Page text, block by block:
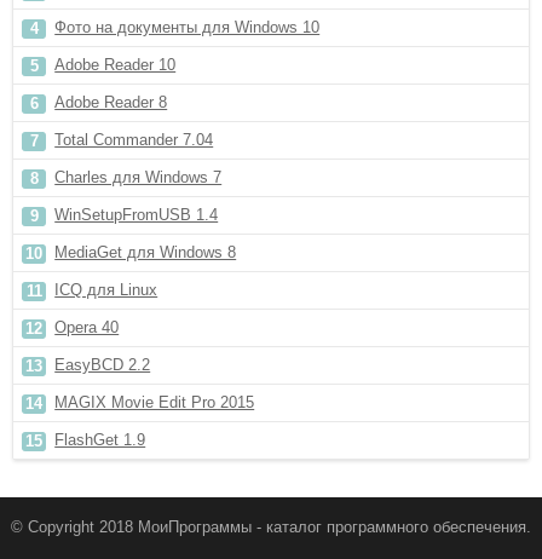
Фото на документы для Windows 10
Adobe Reader 10
Adobe Reader 8
Total Commander 7.04
Charles для Windows 7
WinSetupFromUSB 1.4
MediaGet для Windows 8
ICQ для Linux
Opera 40
EasyBCD 2.2
MAGIX Movie Edit Pro 2015
FlashGet 1.9
© Copyright 2018 МоиПрограммы - каталог программного обеспечения.